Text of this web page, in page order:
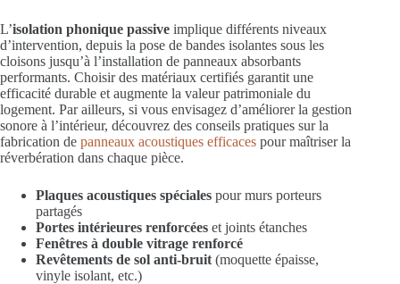
L’isolation phonique passive implique différents niveaux
d’intervention, depuis la pose de bandes isolantes sous les
cloisons jusqu’à l’installation de panneaux absorbants
performants. Choisir des matériaux certifiés garantit une
efficacité durable et augmente la valeur patrimoniale du
logement. Par ailleurs, si vous envisagez d’améliorer la gestion
sonore à l’intérieur, découvrez des conseils pratiques sur la
fabrication de panneaux acoustiques efficaces pour maîtriser la
réverbération dans chaque pièce.
Plaques acoustiques spéciales pour murs porteurs
partagés
Portes intérieures renforcées et joints étanches
Fenêtres à double vitrage renforcé
Revêtements de sol anti-bruit (moquette épaisse,
vinyle isolant, etc.)